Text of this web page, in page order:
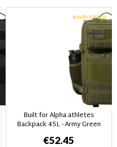
Nachrichten
Built for Alpha athletes
Backpack 45L - Army Green
€52.45